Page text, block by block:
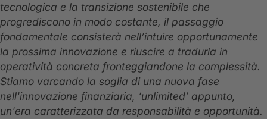
tecnologica e la transizione sostenibile che
progrediscono in modo costante, il passaggio
fondamentale consisterà nell’intuire opportunamente
la prossima innovazione e riuscire a tradurla in
operatività concreta fronteggiandone la complessità.
Stiamo varcando la soglia di una nuova fase
nell'innovazione finanziaria, ‘unlimited’ appunto,
un'era caratterizzata da responsabilità e opportunità.